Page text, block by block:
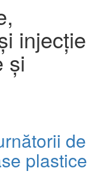
injecție
și
de
plastice